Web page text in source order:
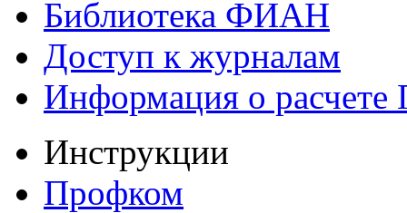
Библиотека ФИАН
Доступ к журналам
Информация о
Инструкции
Профком